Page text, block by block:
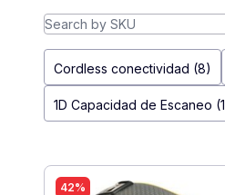
Cordless conectividad (8)
1D Capacidad de Escaneo
42%